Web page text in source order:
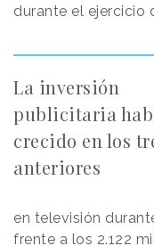
durante el ejercicio
La inversión
publicitaria
crecido en los
anteriores
en televisión
frente a los 2.122